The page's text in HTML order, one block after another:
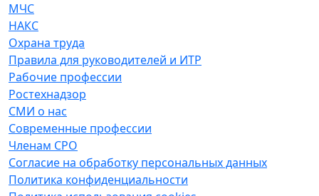
МЧС
НАКС
Охрана труда
Правила для руководителей и ИТР
Рабочие профессии
Ростехнадзор
СМИ о нас
Современные профессии
Членам СРО
Согласие на обработку персональных данных
Политика конфиденциальности